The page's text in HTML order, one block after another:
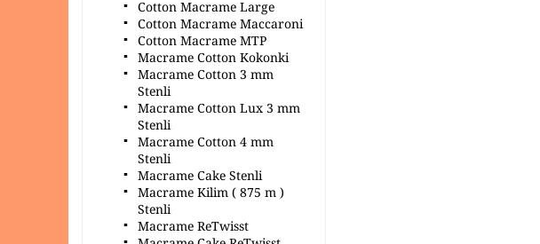
Cotton Macrame Large
Cotton Macrame Maccaroni
Cotton Macrame MTP
Macrame Cotton Kokonki
Macrame Cotton 3 mm
Stenli
Macrame Cotton Lux 3 mm
Stenli
Macrame Cotton 4 mm
Stenli
Macrame Cake Stenli
Macrame Kilim ( 875 m )
Stenli
Macrame ReTwisst